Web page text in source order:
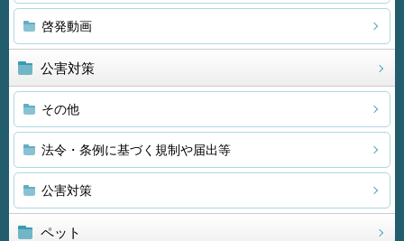
啓発動画
公害対策
その他
法令・条例に基づく規制や届出等
公害対策
ペット